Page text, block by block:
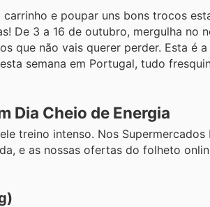
e poupar uns bons trocos
De 3 a 16 de outubro, mergulha no
que não vais querer perder. Esta é
semana em Portugal, tudo
Dia Cheio de Energia
treino intenso. Nos Supermercados
e as nossas ofertas do folheto